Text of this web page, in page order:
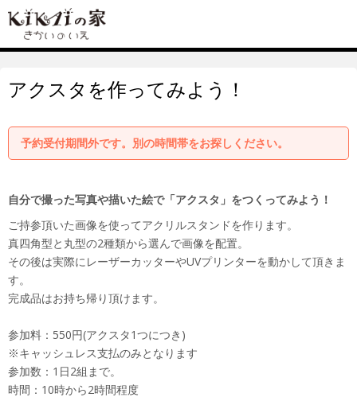
アクスタを作ってみよう！
予約受付期間外です。別の時間帯をお探しください。
自分で撮った写真や描いた絵で「アクスタ」をつくってみよう！
ご持参頂いた画像を使ってアクリルスタンドを作ります。
真四角型と丸型の2種類から選んで画像を配置。
その後は実際にレーザーカッターやUVプリンターを動かして頂きま
す。
完成品はお持ち帰り頂けます。
参加料：550円(アクスタ1つにつき)
※キャッシュレス支払のみとなります
参加数：1日2組まで。
時間：10時から2時間程度